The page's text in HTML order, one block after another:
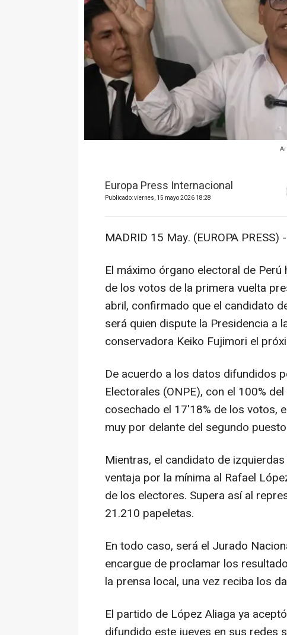
Europa Press Internacional
Publicado: viernes, 15 mayo 2026 18:28
MADRID 15 May. (EUROPA PRESS) -
El máximo órgano electoral de
de los votos de la primera vuelta
abril, confirmado que el candidato
será quien dispute la Presidencia a
conservadora Keiko Fujimori el
De acuerdo a los datos difundidos
Electorales (ONPE), con el 100%
cosechado el 17'18% de los votos,
muy por delante del segundo
Mientras, el candidato de
ventaja por la mínima al Rafael
de los electores. Supera así al
21.210 papeletas.
En todo caso, será el Jurado
encargue de proclamar los
la prensa local, una vez reciba los
El partido de López Aliaga ya